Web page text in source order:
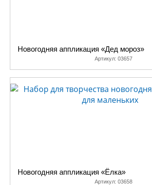
Новогодняя аппликация «Дед мороз»
Артикул: 03657
Новогодняя аппликация «Ёлка»
Артикул: 03658